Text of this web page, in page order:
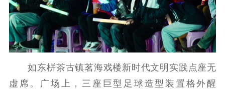
如东栟茶古镇茗海戏楼新时代文明实践点座无
虚席。广场上，三座巨型足球造型装置格外醒